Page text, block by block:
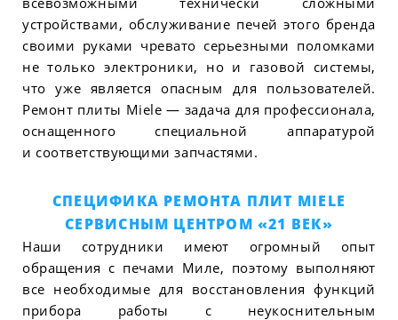
устройствами, обслуживание печей этого бренда
своими руками чревато серьезными поломками
не только электроники, но и газовой системы,
что уже является опасным для пользователей.
Ремонт плиты Miele — задача для профессионала,
оснащенного специальной аппаратурой
и соответствующими запчастями.
СПЕЦИФИКА РЕМОНТА ПЛИТ MIELE
СЕРВИСНЫМ ЦЕНТРОМ «21 ВЕК»
Наши сотрудники имеют огромный опыт
обращения с печами Миле, поэтому выполняют
все необходимые для восстановления функций
прибора работы с неукоснительным